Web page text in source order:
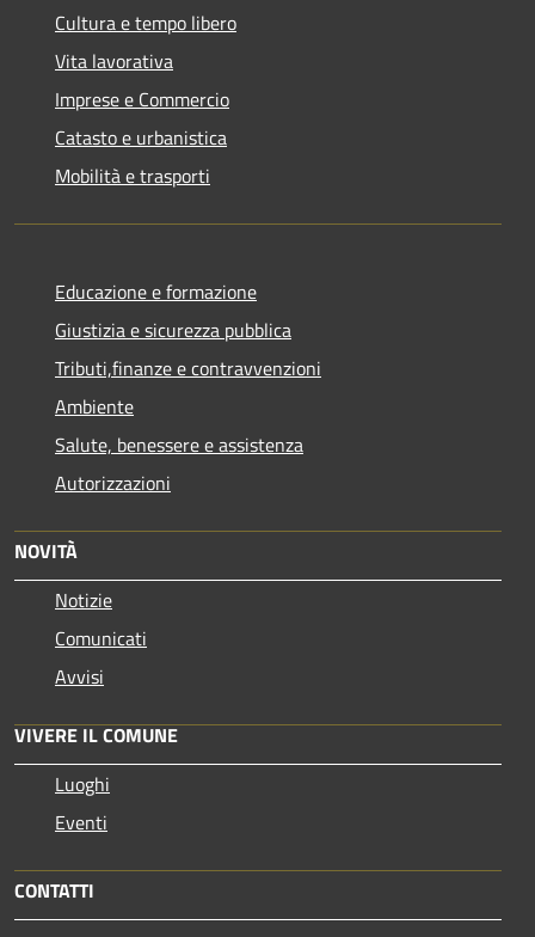
Cultura e tempo libero
Vita lavorativa
Imprese e Commercio
Catasto e urbanistica
Mobilità e trasporti
Educazione e formazione
Giustizia e sicurezza pubblica
Tributi,finanze e contravvenzioni
Ambiente
Salute, benessere e assistenza
Autorizzazioni
NOVITÀ
Notizie
Comunicati
Avvisi
VIVERE IL COMUNE
Luoghi
Eventi
CONTATTI